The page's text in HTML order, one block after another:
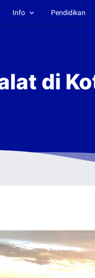
Info Pendidikan
di